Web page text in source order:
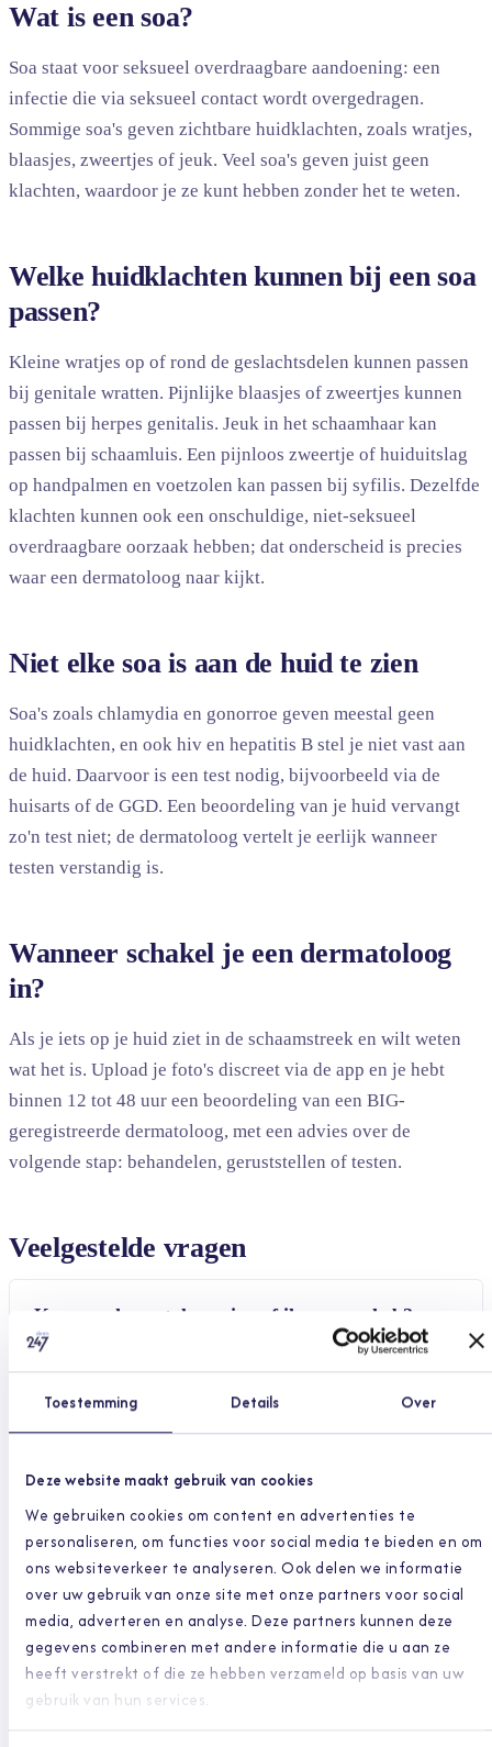
Toestemming Details Over
Deze website maakt gebruik van cookies
We gebruiken cookies om content en advertenties te
personaliseren, om functies voor social media te bieden en om
ons websiteverkeer te analyseren. Ook delen we informatie
over uw gebruik van onze site met onze partners voor social
media, adverteren en analyse. Deze partners kunnen deze
gegevens combineren met andere informatie die u aan ze
heeft verstrekt of die ze hebben verzameld op basis van uw
gebruik van hun services.
Wat is een soa?
Soa staat voor seksueel overdraagbare aandoening: een
infectie die via seksueel contact wordt overgedragen.
Sommige soa's geven zichtbare huidklachten, zoals wratjes,
blaasjes, zweertjes of jeuk. Veel soa's geven juist geen
klachten, waardoor je ze kunt hebben zonder het te weten.
Welke huidklachten kunnen bij een soa
passen?
Kleine wratjes op of rond de geslachtsdelen kunnen passen
bij genitale wratten. Pijnlijke blaasjes of zweertjes kunnen
passen bij herpes genitalis. Jeuk in het schaamhaar kan
passen bij schaamluis. Een pijnloos zweertje of huiduitslag
op handpalmen en voetzolen kan passen bij syfilis. Dezelfde
klachten kunnen ook een onschuldige, niet-seksueel
overdraagbare oorzaak hebben; dat onderscheid is precies
waar een dermatoloog naar kijkt.
Niet elke soa is aan de huid te zien
Soa's zoals chlamydia en gonorroe geven meestal geen
huidklachten, en ook hiv en hepatitis B stel je niet vast aan
de huid. Daarvoor is een test nodig, bijvoorbeeld via de
huisarts of de GGD. Een beoordeling van je huid vervangt
zo'n test niet; de dermatoloog vertelt je eerlijk wanneer
testen verstandig is.
Wanneer schakel je een dermatoloog
in?
Als je iets op je huid ziet in de schaamstreek en wilt weten
wat het is. Upload je foto's discreet via de app en je hebt
binnen 12 tot 48 uur een beoordeling van een BIG-
geregistreerde dermatoloog, met een advies over de
volgende stap: behandelen, geruststellen of testen.
Veelgestelde vragen
Kan een dermatoloog zien of ik een soa heb?
Een dermatoloog kan zichtbare huidklachten beoordelen en
te zien; voor volledige zekerheid is soms een test nodig.
Onder meer genitale wratten, herpes genitalis en schaamluis.
Elk heeft een eigen pagina met uitleg.
Moet ik me laten testen?
Twijfel je of heb je onveilig contact gehad, dan is testen